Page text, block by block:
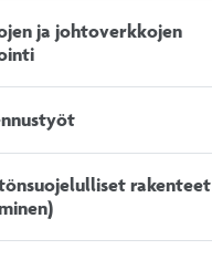
ja johtoverkkojen
rakenteet